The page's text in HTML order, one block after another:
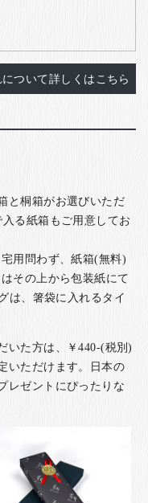
ついて詳しくはこちら
と桐箱がお選びいただ
る紙箱もご用意してお
用問わず、紙箱(無料)
その上から包装紙にて
は、箸袋に入れるタイ
いた方は、￥440-(税別)
いただけます。日本の
レゼントにぴったりな